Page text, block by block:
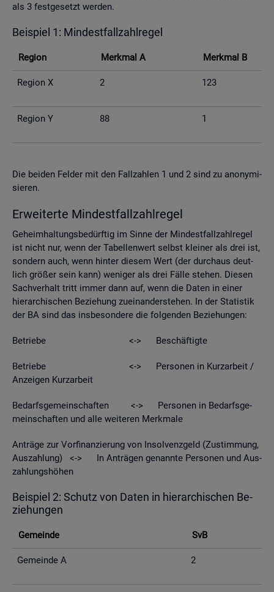
als 3 fest­ge­setzt wer­den.
Bei­spiel 1: Min­dest­fall­zahl­re­gel
Re­gi­on Merk­mal A Merk­mal B
Re­gi­on X 2 123
Re­gi­on Y 88 1
Die bei­den Fel­der mit den Fall­zah­len 1 und 2 sind zu an­ony­mi­
sie­ren.
Er­wei­ter­te Min­dest­fall­zahl­re­gel
Ge­heim­hal­tungs­be­dürf­tig im Sinne der Min­dest­fall­zahl­re­gel
ist nicht nur, wenn der Ta­bel­len­wert selbst klei­ner als drei ist,
son­dern auch, wenn hin­ter die­sem Wert (der durch­aus deut­
lich grö­ßer sein kann) we­ni­ger als drei Fälle ste­hen. Die­sen
Sach­ver­halt tritt immer dann auf, wenn die Daten in einer
hier­ar­chi­schen Be­zie­hung zu­ein­an­der­ste­hen. In der Sta­tis­tik
der BA sind das ins­be­son­de­re die fol­gen­den Be­zie­hun­gen:
Be­trie­be <-> Be­schäf­tig­te
Be­trie­be <-> Per­so­nen in Kurz­ar­beit /
An­zei­gen Kurz­ar­beit
Be­darfs­ge­mein­schaf­ten <-> Per­so­nen in Be­darfs­ge­
mein­schaf­ten und alle wei­te­ren Merk­ma­le
An­trä­ge zur Vor­fi­nan­zie­rung von In­sol­venz­geld (Zu­stim­mung,
Aus­zah­lung) <-> In An­trä­gen ge­nann­te Per­so­nen und Aus­
zah­lungs­hö­hen
Bei­spiel 2: Schutz von Daten in hier­ar­chi­schen Be­
zie­hun­gen
Ge­mein­de SvB
Ge­mein­de A 2